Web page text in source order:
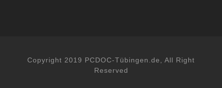
Copyright 2019 PCDOC-Tübingen.de, All Right
Reserved